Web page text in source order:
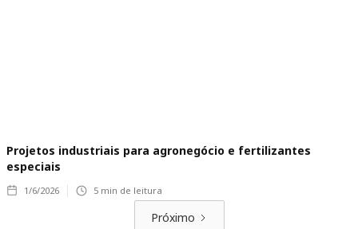
Projetos industriais para agronegócio e fertilizantes
especiais
1/6/2026 5 min de leitura
Próximo